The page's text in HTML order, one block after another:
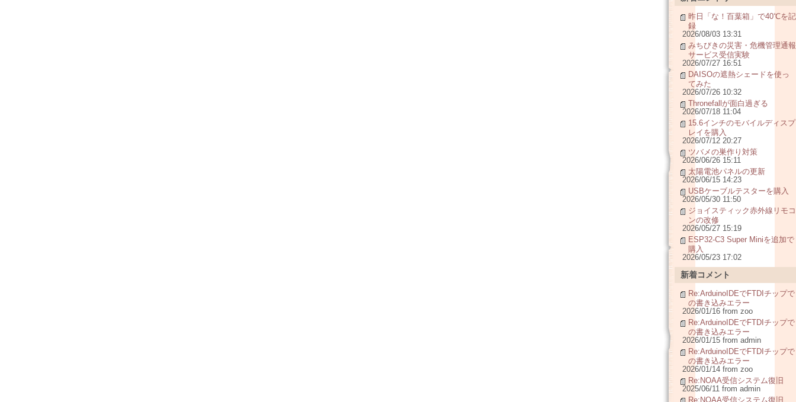
昨日「な！百葉箱」で40℃を記
録
2026/08/03 13:31
みちびきの災害・危機管理通報
サービス受信実験
2026/07/27 16:51
DAISOの遮熱シェードを使っ
てみた
2026/07/26 10:32
Thronefallが面白過ぎる
2026/07/18 11:04
15.6インチのモバイルディスプ
レイを購入
2026/07/12 20:27
ツバメの巣作り対策
2026/06/26 15:11
太陽電池パネルの更新
2026/06/15 14:23
USBケーブルテスターを購入
2026/05/30 11:50
ジョイスティック赤外線リモコ
ンの改修
2026/05/27 15:19
ESP32-C3 Super Miniを追加で
購入
2026/05/23 17:02
新着コメント
Re:ArduinoIDEでFTDIチップで
の書き込みエラー
2026/01/16 from zoo
Re:ArduinoIDEでFTDIチップで
の書き込みエラー
2026/01/15 from admin
Re:ArduinoIDEでFTDIチップで
の書き込みエラー
2026/01/14 from zoo
Re:NOAA受信システム復旧
2025/06/11 from admin
Re:NOAA受信システム復旧